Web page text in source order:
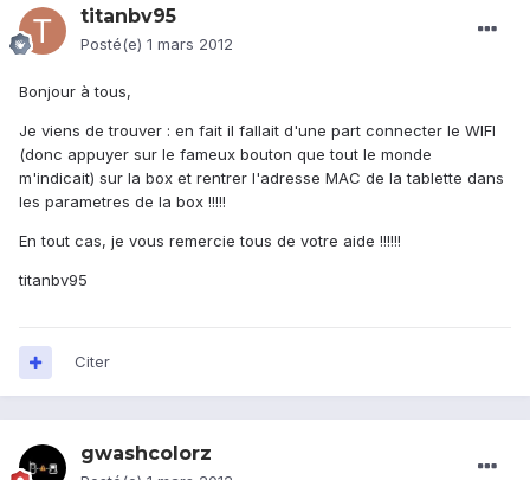
titanbv95
Posté(e) 1 mars 2012
Bonjour à tous,
Je viens de trouver : en fait il fallait d'une part connecter le WIFI
(donc appuyer sur le fameux bouton que tout le monde
m'indicait) sur la box et rentrer l'adresse MAC de la tablette dans
les parametres de la box !!!!!
En tout cas, je vous remercie tous de votre aide !!!!!!
titanbv95
Citer
gwashcolorz